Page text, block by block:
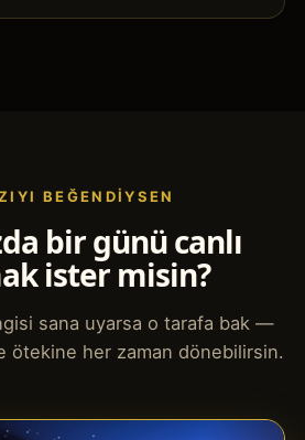
BEĞENDIYSEN
bir günü canlı
ister misin?
sana uyarsa o tarafa bak —
ötekine her zaman dönebilirsin.